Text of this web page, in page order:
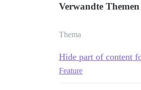
Verwandte Themen
Thema
Hide part of content
Feature